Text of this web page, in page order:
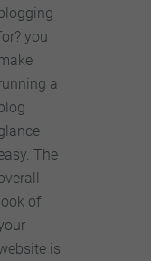
blogging
you
a
blog
The
look of
is